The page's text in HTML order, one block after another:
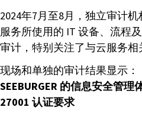
2024年7月至8月，独立审计机
服务所使用的 IT 设备、流程
审计，特别关注了与云服务相
现场和单独的审计结果显示：
SEEBURGER 的信息安全管理
27001 认证要求